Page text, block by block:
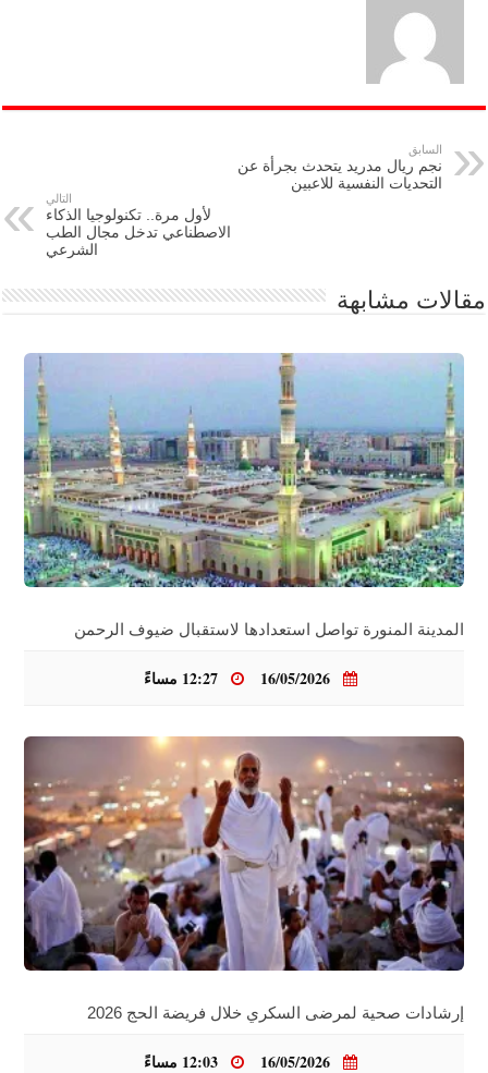
السابق
نجم ريال مدريد يتحدث بجرأة عن
التحديات النفسية للاعبين
التالي
لأول مرة.. تكنولوجيا الذكاء
الاصطناعي تدخل مجال الطب
الشرعي
مقالات مشابهة
المدينة المنورة تواصل استعدادها لاستقبال ضيوف الرحمن
إرشادات صحية لمرضى السكري خلال فريضة الحج 2026